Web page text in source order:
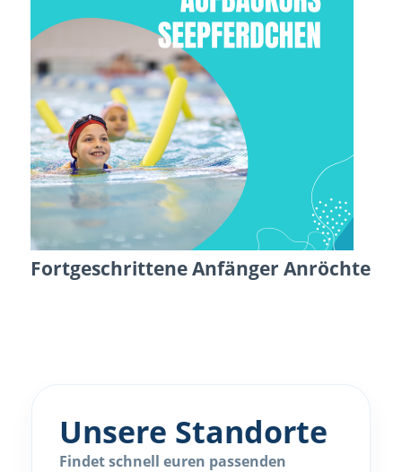
Fortgeschrittene Anfänger Anröchte
Unsere Standorte
Findet schnell euren passenden